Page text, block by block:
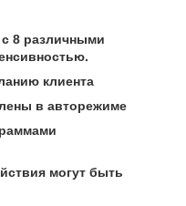
8 различными
клиента
в авторежиме
могут быть